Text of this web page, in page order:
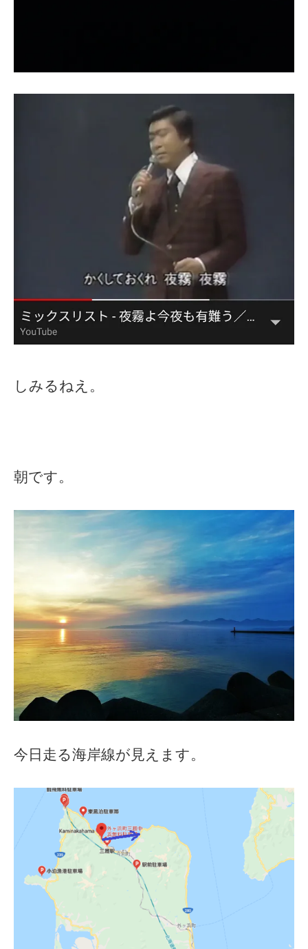
しみるねえ。
朝です。
今日走る海岸線が見えます。